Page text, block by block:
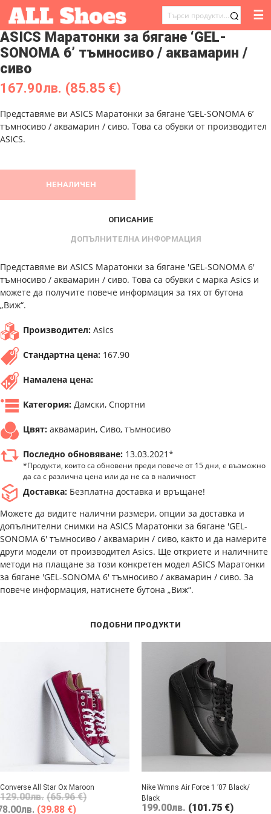
ТЪРСЕНЕ
ЗА:
☰
ASICS Маратонки за бягане ‘GEL-
SONOMA 6’ тъмносиво / аквамарин /
сиво
167.90лв. (85.85 €)
Представяме ви ASICS Маратонки за бягане ‘GEL-SONOMA 6’
тъмносиво / аквамарин / сиво. Това са обувки от производител
ASICS.
НЕНАЛИЧЕН
ОПИСАНИЕ
ДОПЪЛНИТЕЛНА ИНФОРМАЦИЯ
Представяме ви ASICS Маратонки за бягане 'GEL-SONOMA 6'
тъмносиво / аквамарин / сиво. Това са обувки с марка Asics и
можете да получите повече информация за тях от бутона
„Виж“.
Производител: Asics
Стандартна цена: 167.90
Намалена цена:
Категория: Дамски, Спортни
Цвят: аквамарин, Сиво, тъмносиво
Последно обновяване: 13.03.2021*
*Продукти, които са обновени преди повече от 15 дни, е възможно
да са с различна цена или да не са в наличност
Доставка: Безплатна доставка и връщане!
Можете да видите налични размери, опции за доставка и
допълнителни снимки на ASICS Маратонки за бягане 'GEL-
SONOMA 6' тъмносиво / аквамарин / сиво, както и да намерите
други модели от производител Asics. Ще откриете и наличните
методи на плащане за този конкретен модел ASICS Маратонки
за бягане 'GEL-SONOMA 6' тъмносиво / аквамарин / сиво. За
повече информация, натиснете бутона „Виж“.
ПОДОБНИ ПРОДУКТИ
Converse All Star Ox Maroon
129.00лв. (65.96 €)
лв. (39.88 €)
Nike Wmns Air Force 1 ’07 Black/
Black
199.00лв. (101.75 €)